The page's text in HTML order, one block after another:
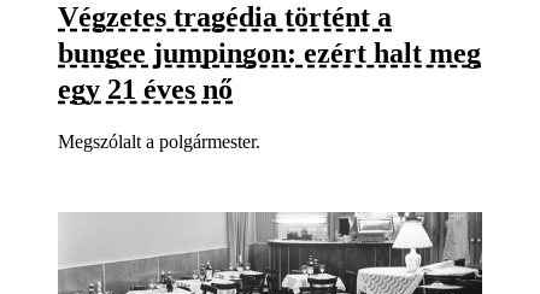
Végzetes tragédia történt a
bungee jumpingon: ezért halt meg
egy 21 éves nő
Megszólalt a polgármester.